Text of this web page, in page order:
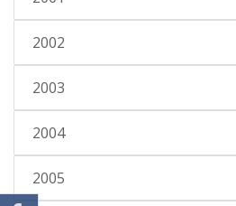
2002
2003
2004
2005